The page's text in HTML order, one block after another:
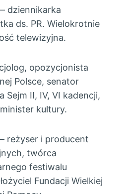
dziennikarka
ds. PR. Wielokrotnie
telewizyjna.
opozycjonista
Polsce, senator
Sejm II, IV, VI kadencji,
kultury.
reżyser i producent
twórca
festiwalu
Fundacji Wielkiej